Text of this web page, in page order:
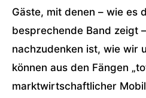
Gäste, mit denen – wie es
besprechende Band zeigt
nachzudenken ist, wie wir
können aus den Fängen
marktwirtschaftlicher